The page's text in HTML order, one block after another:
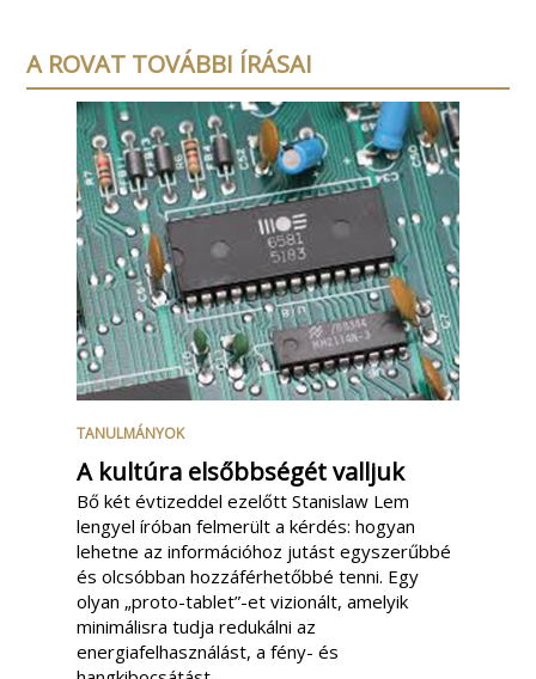
A ROVAT TOVÁBBI ÍRÁSAI
TANULMÁNYOK
A kultúra elsőbbségét valljuk
Bő két évtizeddel ezelőtt Stanislaw Lem
lengyel íróban felmerült a kérdés: hogyan
lehetne az információhoz jutást egyszerűbbé
és olcsóbban hozzáférhetőbbé tenni. Egy
olyan „proto-tablet”-et vizionált, amelyik
minimálisra tudja redukálni az
energiafelhasználást, a fény- és